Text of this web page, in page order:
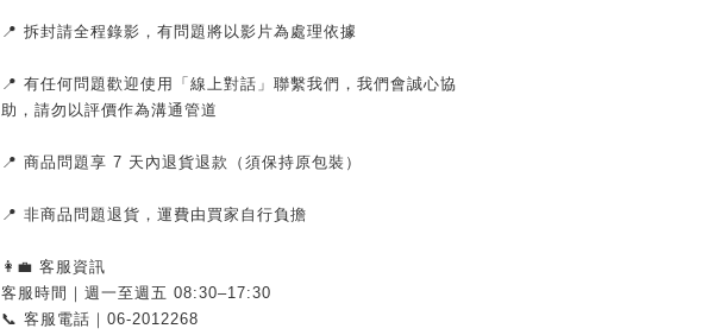
📍 拆封請全程錄影，有問題將以影片為處理依據
📍 有任何問題歡迎使用「線上對話」聯繫我們，我們會誠心協
助，請勿以評價作為溝通管道
📍 商品問題享 7 天內退貨退款（須保持原包裝）
📍 非商品問題退貨，運費由買家自行負擔
👩‍💼 客服資訊
客服時間｜週一至週五 08:30–17:30
📞 客服電話｜06-2012268